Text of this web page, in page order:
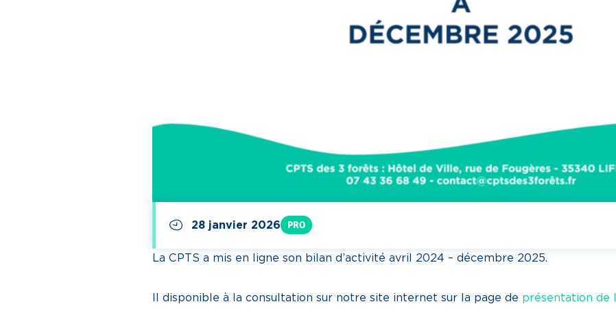
28 janvier 2026 PRO
La CPTS a mis en ligne son bilan d’activité avril 2024 – décembre 2025.
Il disponible à la consultation sur notre site internet sur la page de présentation de